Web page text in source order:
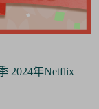
2024年Netflix